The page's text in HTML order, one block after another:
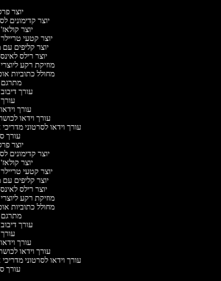
יוצר
יוצר קדימונים
יוצר
יוצר קטעי
יוצר קליפים
יוצר רילס
מוזיקת רקע
מחולל כתוביות
עורך
עורך
עורך וידאו
עורך וידאו לסרטוני
עורך
יוצר
יוצר קדימונים
יוצר
יוצר קטעי
יוצר קליפים
יוצר רילס
מוזיקת רקע
מחולל כתוביות
עורך
עורך
עורך וידאו
עורך וידאו לסרטוני
עורך